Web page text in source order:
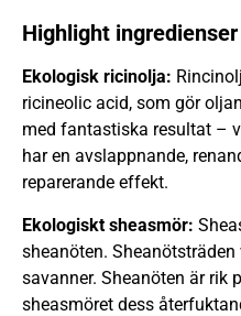
Highlight ingredienser
Ekologisk ricinolja:
ricineolic acid, som gör
med fantastiska resultat –
har en avslappnande,
reparerande effekt.
Ekologiskt sheasmör:
sheanöten.
savanner. Sheanöten är rik
sheasmöret dess